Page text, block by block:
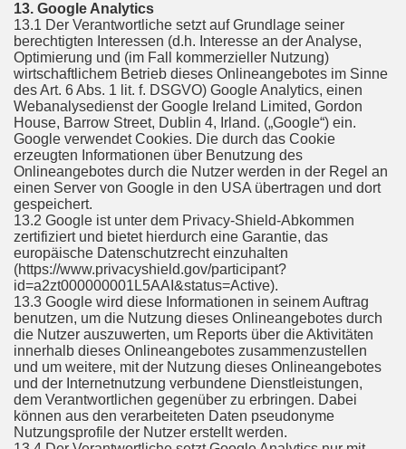
13. Google Analytics
13.1 Der Verantwortliche setzt auf Grundlage seiner
berechtigten Interessen (d.h. Interesse an der Analyse,
Optimierung und (im Fall kommerzieller Nutzung)
wirtschaftlichem Betrieb dieses Onlineangebotes im Sinne
des Art. 6 Abs. 1 lit. f. DSGVO) Google Analytics, einen
Webanalysedienst der Google Ireland Limited, Gordon
House, Barrow Street, Dublin 4, Irland. („Google“) ein.
Google verwendet Cookies. Die durch das Cookie
erzeugten Informationen über Benutzung des
Onlineangebotes durch die Nutzer werden in der Regel an
einen Server von Google in den USA übertragen und dort
gespeichert.
13.2 Google ist unter dem Privacy-Shield-Abkommen
zertifiziert und bietet hierdurch eine Garantie, das
europäische Datenschutzrecht einzuhalten
(https://www.privacyshield.gov/participant?
id=a2zt000000001L5AAI&status=Active).
13.3 Google wird diese Informationen in seinem Auftrag
benutzen, um die Nutzung dieses Onlineangebotes durch
die Nutzer auszuwerten, um Reports über die Aktivitäten
innerhalb dieses Onlineangebotes zusammenzustellen
und um weitere, mit der Nutzung dieses Onlineangebotes
und der Internetnutzung verbundene Dienstleistungen,
dem Verantwortlichen gegenüber zu erbringen. Dabei
können aus den verarbeiteten Daten pseudonyme
Nutzungsprofile der Nutzer erstellt werden.